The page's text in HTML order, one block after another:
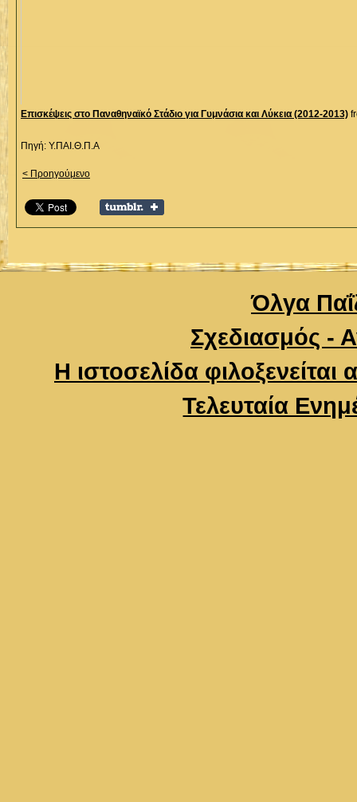
Επισκέψεις στο Παναθηναϊκό Στάδιο για Γυμνάσια και Λύκεια (2012-2013)
Πηγή: Υ.ΠΑΙ.Θ.Π.Α
< Προηγούμενο
Όλγα
Σχεδιασμός -
Η ιστοσελίδα
Τελευταία